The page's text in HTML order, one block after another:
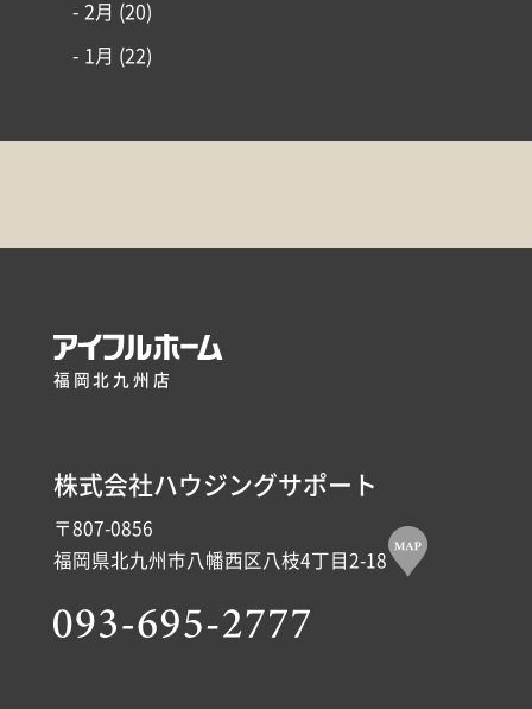
- 2月 (20)
- 1月 (22)
福岡北九州店
株式会社ハウジングサポート
〒807-0856
福岡県北九州市八幡西区八枝4丁目2-18